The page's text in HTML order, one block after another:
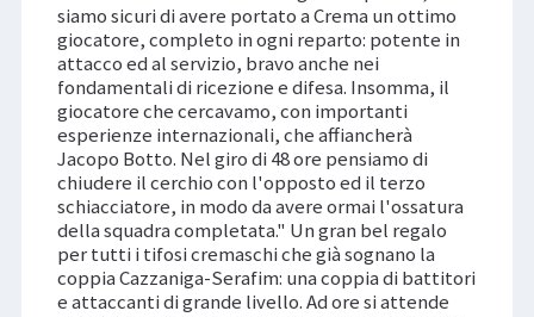
siamo sicuri di avere portato a Crema un ottimo
giocatore, completo in ogni reparto: potente in
attacco ed al servizio, bravo anche nei
fondamentali di ricezione e difesa. Insomma, il
giocatore che cercavamo, con importanti
esperienze internazionali, che affiancherà
Jacopo Botto. Nel giro di 48 ore pensiamo di
chiudere il cerchio con l'opposto ed il terzo
schiacciatore, in modo da avere ormai l'ossatura
della squadra completata." Un gran bel regalo
per tutti i tifosi cremaschi che già sognano la
coppia Cazzaniga-Serafim: una coppia di battitori
e attaccanti di grande livello. Ad ore si attende